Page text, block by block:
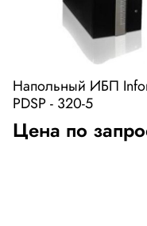
Напольный ИБП
PDSP - 320-5
Цена по